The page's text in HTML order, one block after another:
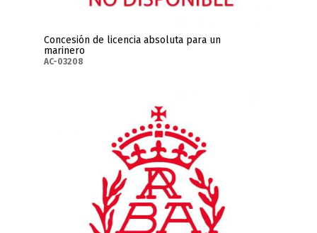
Concesión de licencia absoluta para un
marinero
AC-03208